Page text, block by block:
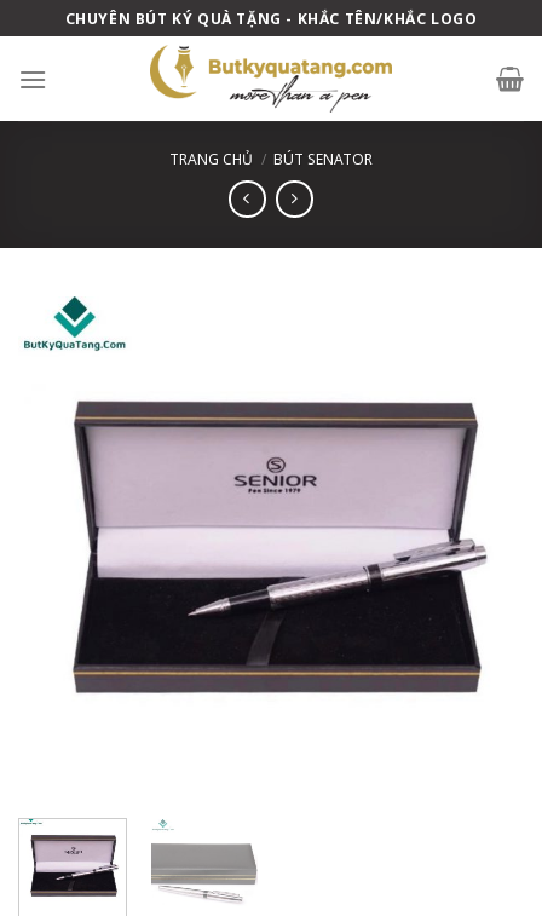
to
content
CHUYÊN BÚT KÝ QUÀ TẶNG - KHẮC TÊN/KHẮC LOGO
TRANG CHỦ / BÚT SENATOR